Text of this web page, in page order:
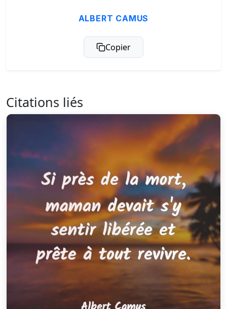
ALBERT CAMUS
Copier
Citations liés